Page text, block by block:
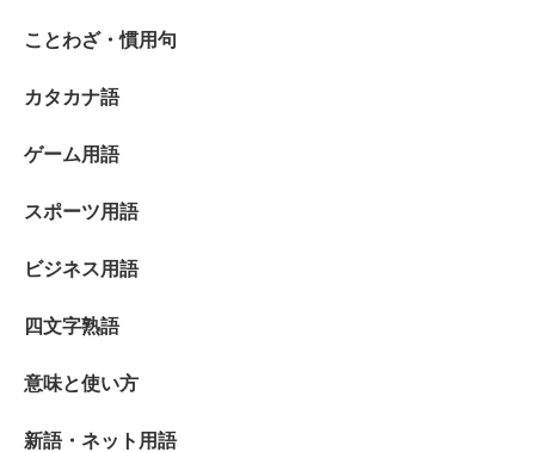
ことわざ・慣用句
カタカナ語
ゲーム用語
スポーツ用語
ビジネス用語
四文字熟語
意味と使い方
新語・ネット用語